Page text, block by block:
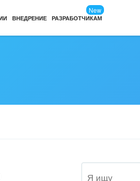
ВНЕДРЕНИЕ РАЗРАБОТЧИКАМ
New